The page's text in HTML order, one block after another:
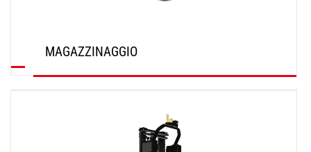
MAGAZZINAGGIO